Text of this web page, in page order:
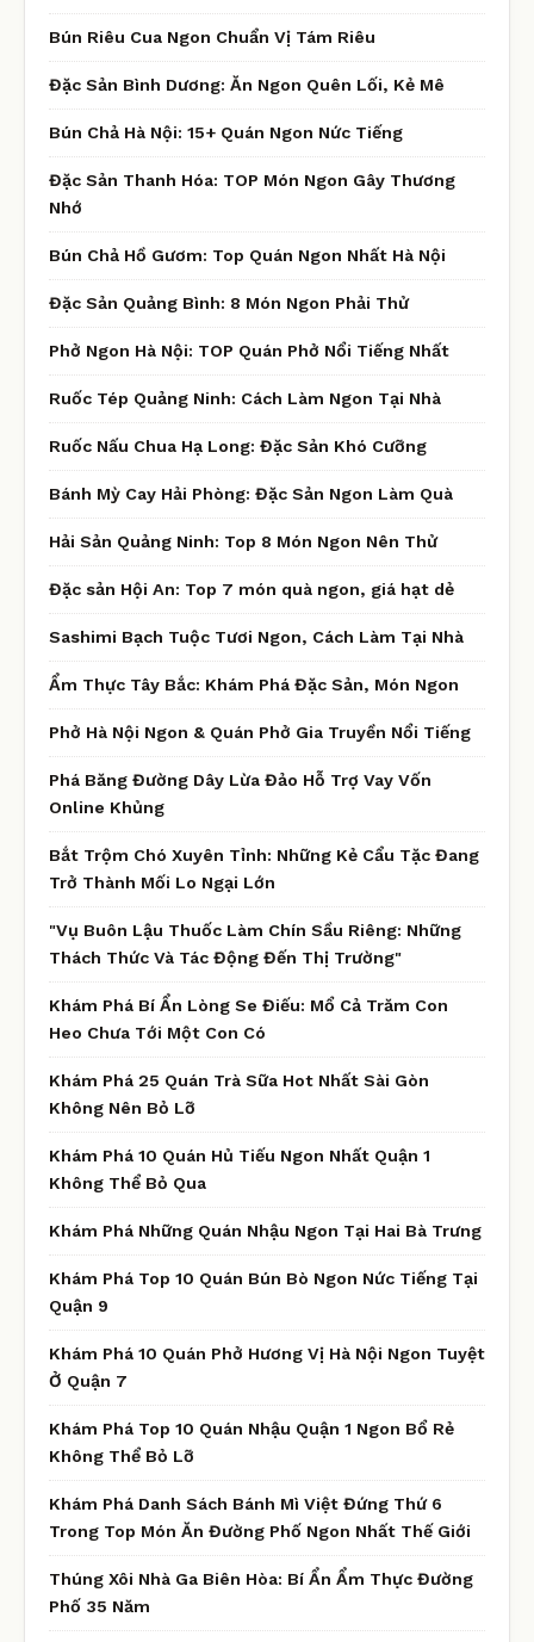
Bún Riêu Cua Ngon Chuẩn Vị Tám Riêu
Đặc Sản Bình Dương: Ăn Ngon Quên Lối, Kẻ Mê
Bún Chả Hà Nội: 15+ Quán Ngon Nức Tiếng
Đặc Sản Thanh Hóa: TOP Món Ngon Gây Thương
Nhớ
Bún Chả Hồ Gươm: Top Quán Ngon Nhất Hà Nội
Đặc Sản Quảng Bình: 8 Món Ngon Phải Thử
Phở Ngon Hà Nội: TOP Quán Phở Nổi Tiếng Nhất
Ruốc Tép Quảng Ninh: Cách Làm Ngon Tại Nhà
Ruốc Nấu Chua Hạ Long: Đặc Sản Khó Cưỡng
Bánh Mỳ Cay Hải Phòng: Đặc Sản Ngon Làm Quà
Hải Sản Quảng Ninh: Top 8 Món Ngon Nên Thử
Đặc sản Hội An: Top 7 món quà ngon, giá hạt dẻ
Sashimi Bạch Tuộc Tươi Ngon, Cách Làm Tại Nhà
Ẩm Thực Tây Bắc: Khám Phá Đặc Sản, Món Ngon
Phở Hà Nội Ngon & Quán Phở Gia Truyền Nổi Tiếng
Phá Băng Đường Dây Lừa Đảo Hỗ Trợ Vay Vốn
Online Khủng
Bắt Trộm Chó Xuyên Tỉnh: Những Kẻ Cẩu Tặc Đang
Trở Thành Mối Lo Ngại Lớn
"Vụ Buôn Lậu Thuốc Làm Chín Sầu Riêng: Những
Thách Thức Và Tác Động Đến Thị Trường"
Khám Phá Bí Ẩn Lòng Se Điếu: Mổ Cả Trăm Con
Heo Chưa Tới Một Con Có
Khám Phá 25 Quán Trà Sữa Hot Nhất Sài Gòn
Không Nên Bỏ Lỡ
Khám Phá 10 Quán Hủ Tiếu Ngon Nhất Quận 1
Không Thể Bỏ Qua
Khám Phá Những Quán Nhậu Ngon Tại Hai Bà Trưng
Khám Phá Top 10 Quán Bún Bò Ngon Nức Tiếng Tại
Quận 9
Khám Phá 10 Quán Phở Hương Vị Hà Nội Ngon Tuyệt
Ở Quận 7
Khám Phá Top 10 Quán Nhậu Quận 1 Ngon Bổ Rẻ
Không Thể Bỏ Lỡ
Khám Phá Danh Sách Bánh Mì Việt Đứng Thứ 6
Trong Top Món Ăn Đường Phố Ngon Nhất Thế Giới
Thúng Xôi Nhà Ga Biên Hòa: Bí Ẩn Ẩm Thực Đường
Phố 35 Năm